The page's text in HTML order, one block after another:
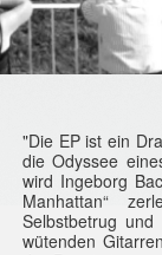
"Die EP ist ein
die Odys­see
wird In­geborg
Man­hat­tan“
Selbstbet­rug und
wütend­en